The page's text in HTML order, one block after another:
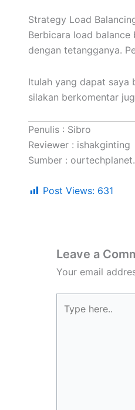
Strategy Load
Berbicara load
dengan tetangganya.
Itulah yang dapat saya
silakan berkomentar
Penulis : Sibro
Reviewer : ishakginting
Sumber :
Post Views: 631
Leave a
Your email
here..